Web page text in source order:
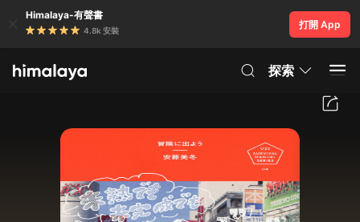
Himalaya-有聲書
4.8k 安裝
打開 App
探索